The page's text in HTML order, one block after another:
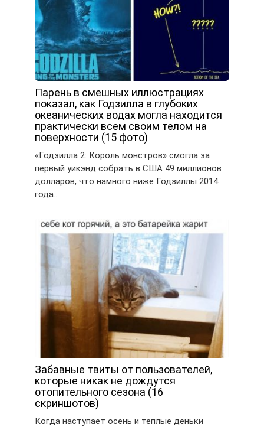
Парень в смешных иллюстрациях
показал, как Годзилла в глубоких
океанических водах могла находится
практически всем своим телом на
поверхности (15 фото)
«Годзилла 2: Король монстров» смогла за
первый уикэнд собрать в США 49 миллионов
долларов, что намного ниже Годзиллы 2014
года…
Забавные твиты от пользователей,
которые никак не дождутся
отопительного сезона (16
скриншотов)
Когда наступает осень и теплые деньки